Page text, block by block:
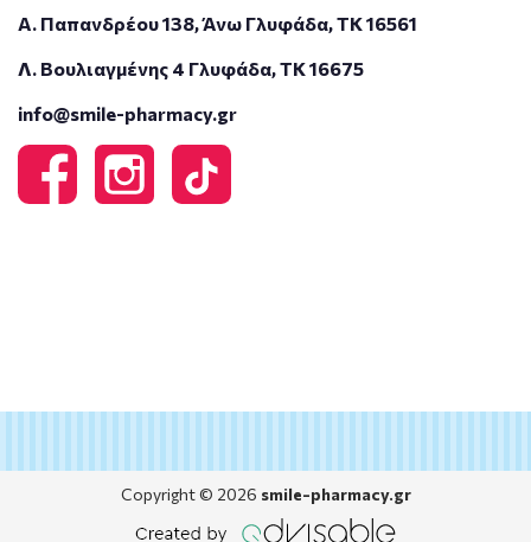
Α. Παπανδρέου 138, Άνω Γλυφάδα, ΤΚ 16561
Λ. Βουλιαγμένης 4 Γλυφάδα, ΤΚ 16675
info@smile-pharmacy.gr
Copyright © 2026 smile-pharmacy.gr